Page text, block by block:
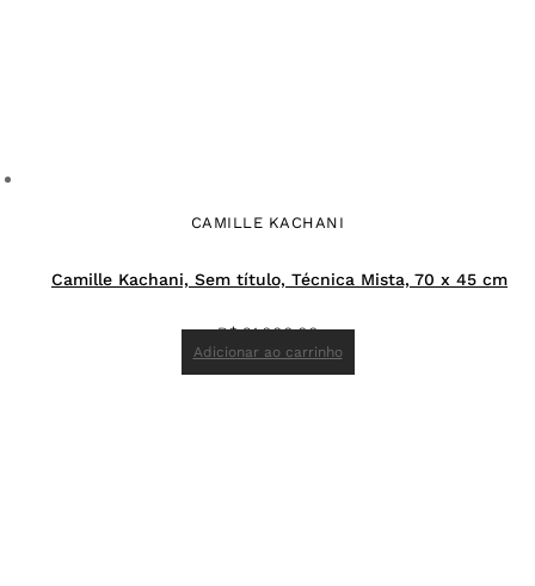
CAMILLE KACHANI
Camille Kachani, Sem título, Técnica Mista, 70 x 45 cm
R$21.000,00
Adicionar ao carrinho